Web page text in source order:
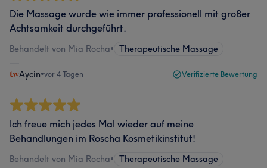
Die Massage wurde wie immer professionell mit großer
Achtsamkeit durchgeführt.
Behandelt von Mia Rocha• Therapeutische Massage
Aycin•vor 4 Tagen Verifizierte Bewertung
Ich freue mich jedes Mal wieder auf meine
Behandlungen im Roscha Kosmetikinstitut!
Behandelt von Mia Rocha• Therapeutische Massage